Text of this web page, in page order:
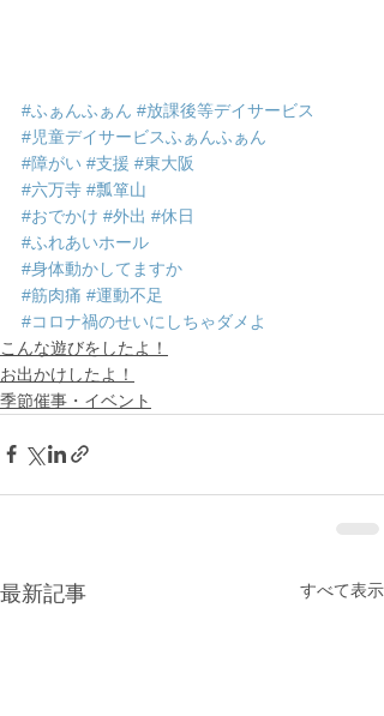
#ふぁんふぁん #放課後等デイサービス
#児童デイサービスふぁんふぁん
#障がい #支援 #東大阪
#六万寺 #瓢箪山
#おでかけ #外出 #休日
#ふれあいホール
#身体動かしてますか
#筋肉痛 #運動不足
#コロナ禍のせいにしちゃダメよ
こんな遊びをしたよ！
お出かけしたよ！
季節催事・イベント
最新記事 すべて表示